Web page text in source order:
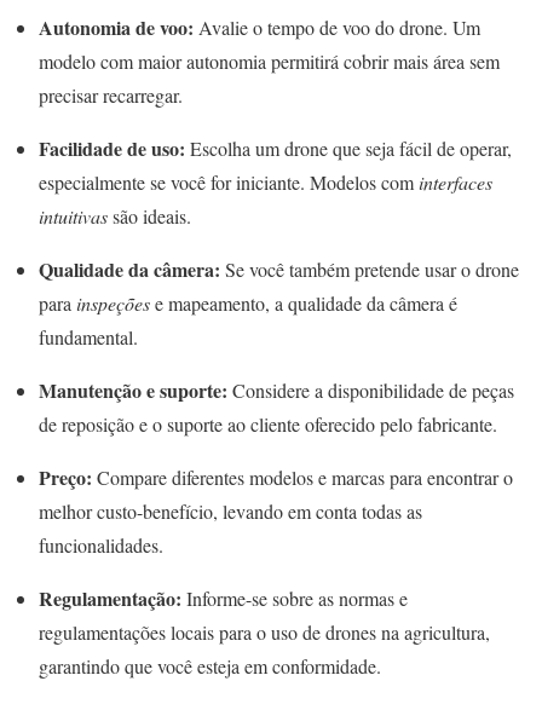
Autonomia de voo: Avalie o tempo de voo do drone. Um
modelo com maior autonomia permitirá cobrir mais área sem
precisar recarregar.
Facilidade de uso: Escolha um drone que seja fácil de operar,
especialmente se você for iniciante. Modelos com interfaces
intuitivassão ideais.
Qualidade da câmera: Se você também pretende usar o drone
para inspeçõese mapeamento, a qualidade da câmera é
fundamental.
Manutenção e suporte: Considere a disponibilidade de peças
de reposição e o suporte ao cliente oferecido pelo fabricante.
Preço: Compare diferentes modelos e marcas para encontrar o
melhor custo-benefício, levando em conta todas as
funcionalidades.
Regulamentação: Informe-se sobre as normas e
regulamentações locais para o uso de drones na agricultura,
garantindo que você esteja em conformidade.